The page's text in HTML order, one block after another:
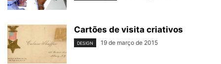
Cartões de visita criativos
DESIGN 19 de março de 2015